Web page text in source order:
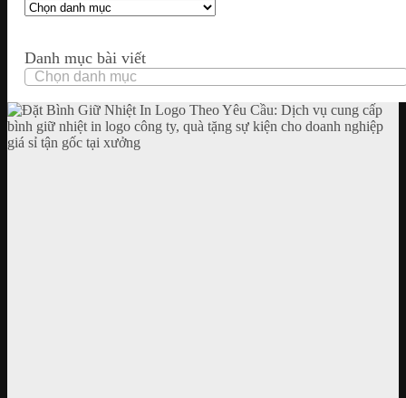
Danh mục bài viết
Danh
mục
bài
viết